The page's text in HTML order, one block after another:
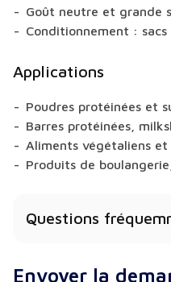
Goût neutre et grande
Conditionnement :
Applications
Poudres protéinées et
Barres protéinées,
Aliments végétaliens
Produits de
Questions
contient-elle ?
Envoyer la